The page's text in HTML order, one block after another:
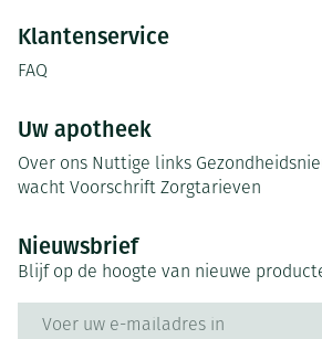
Klantenservice
FAQ
Uw apotheek
Over ons Nuttige links
wacht Voorschrift Zorgtarieven
Nieuwsbrief
Blijf op de hoogte van nieuwe